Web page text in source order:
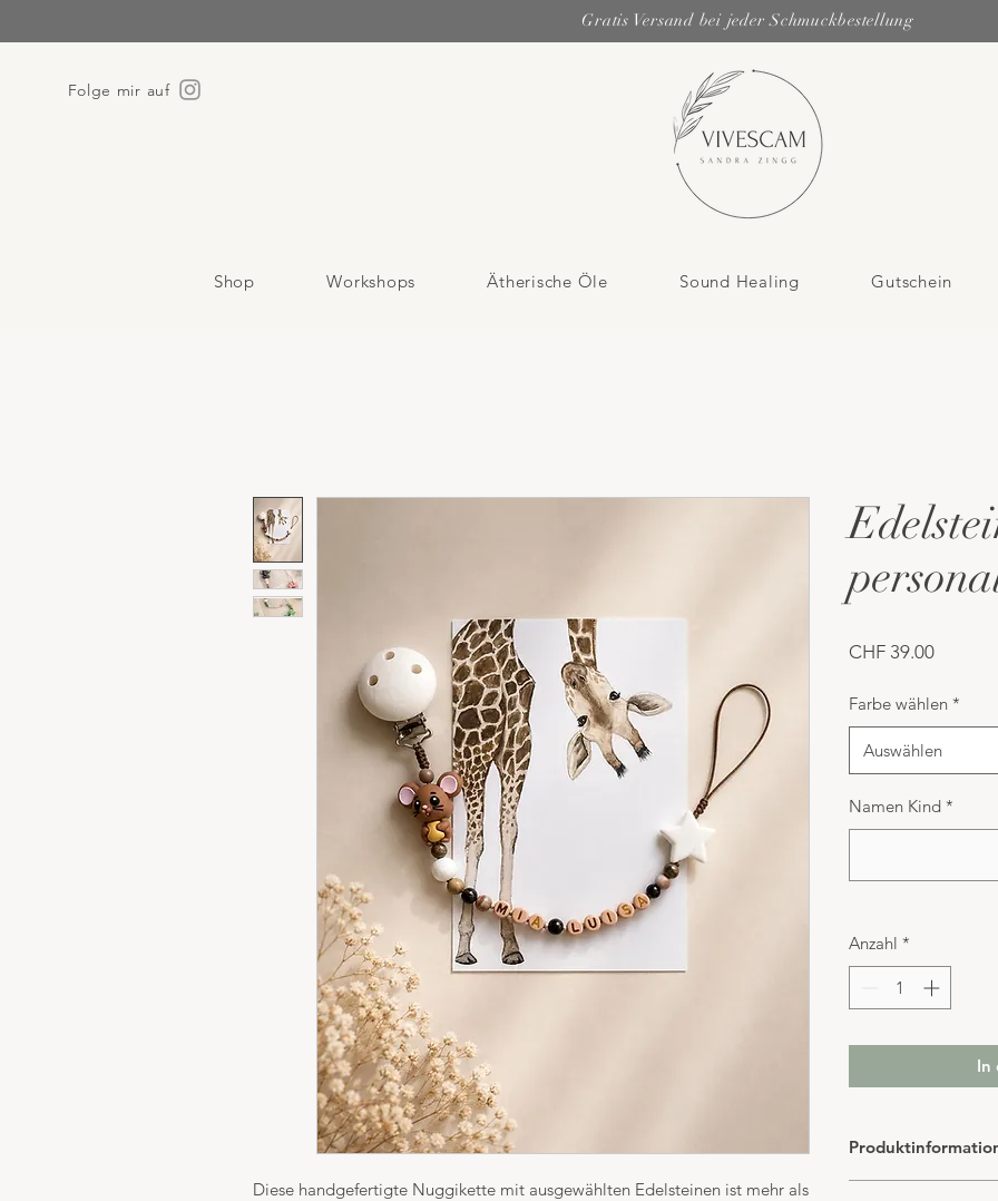
Gratis Versand bei jeder Schmuckbestellung
Folge mir auf
Shop Workshops Ätherische Öle Sound Healing Gutschein
Diese handgefertigte Nuggikette mit ausgewählten Edelsteinen ist mehr als
CHF 39.00Preis
Farbe wählen *
Auswählen
Namen Kind *
Anzahl *
In